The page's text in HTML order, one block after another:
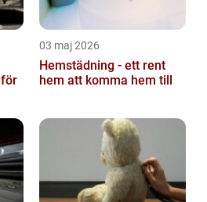
03 maj 2026
Hemstädning - ett rent
hem att komma hem till